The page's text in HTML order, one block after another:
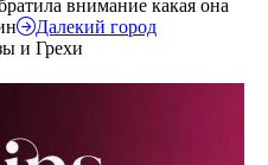
внимание какая она
Далекий город
и Грехи